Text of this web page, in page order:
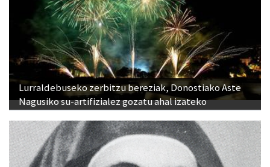
Lurraldebuseko zerbitzu bereziak, Donostiako Aste
Nagusiko su-artifizialez gozatu ahal izateko